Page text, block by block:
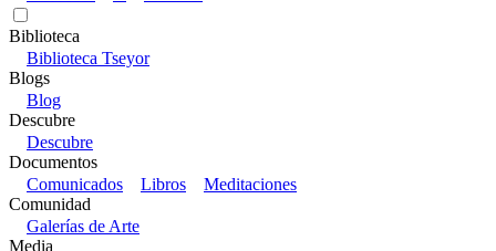
Biblioteca
Biblioteca Tseyor
Blogs
Blog
Descubre
Descubre
Documentos
Comunicados
Libros
Meditaciones
Comunidad
Galerías de Arte
Media